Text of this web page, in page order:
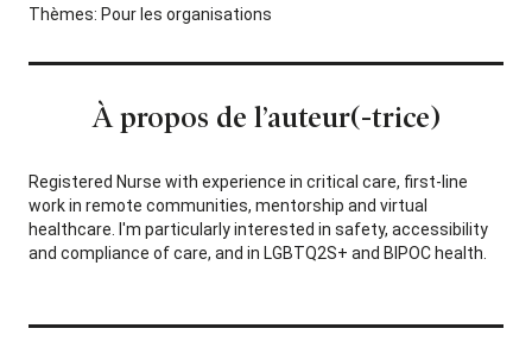
Thèmes: Pour les organisations
À propos de l’auteur(-trice)
Registered Nurse with experience in critical care, first-line
work in remote communities, mentorship and virtual
healthcare. I'm particularly interested in safety, accessibility
and compliance of care, and in LGBTQ2S+ and BIPOC health.